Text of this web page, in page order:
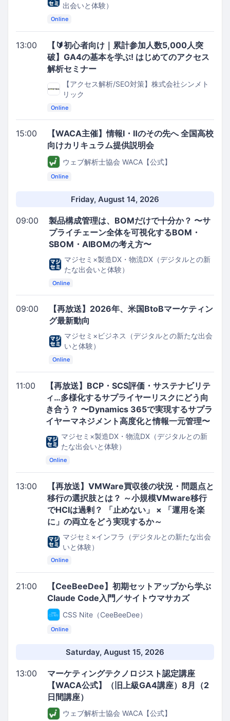
出会いと体験）
Online
13:00
【🔰初心者向け｜累計参加人数5,000人突
破】GA4の基本を学ぶ! はじめてのアクセス
解析セミナー
【アクセス解析/SEO対策】株式会社シンメト
リック
Online
15:00
【WACA主催】情報I・Ⅱのその先へ 全国高校
向けカリキュラム提供説明会
ウェブ解析士協会 WACA【公式】
Online
Friday, August 14, 2026
09:00
製品構成管理は、BOMだけで十分か？ 〜サ
プライチェーン全体を可視化するBOM・
SBOM・AIBOMの考え方〜
マジセミ×製造DX・物流DX（デジタルとの新
たな出会いと体験）
Online
09:00
【再放送】2026年、米国BtoBマーケティン
グ最新動向
マジセミ×ビジネス（デジタルとの新たな出会
いと体験）
Online
11:00
【再放送】BCP・SCS評価・サステナビリテ
ィ…多様化するサプライヤーリスクにどう向
き合う？ 〜Dynamics 365で実現するサプラ
イヤーマネジメント高度化と情報一元管理〜
マジセミ×製造DX・物流DX（デジタルとの新
たな出会いと体験）
Online
13:00
【再放送】VMWare買収後の状況・問題点と
移行の選択肢とは？ ～小規模VMware移行
でHCIは過剰？ 「止めない」 × 「運用を楽
に」の両立をどう実現するか～
マジセミ×インフラ（デジタルとの新たな出会
いと体験）
Online
21:00
【CeeBeeDee】初期セットアップから学ぶ
Claude Code入門／サイトウマサカズ
CSS Nite（CeeBeeDee）
Online
Saturday, August 15, 2026
13:00
マーケティングテクノロジスト認定講座
【WACA公式】（旧上級GA4講座）8月（2
日間講座）
ウェブ解析士協会 WACA【公式】